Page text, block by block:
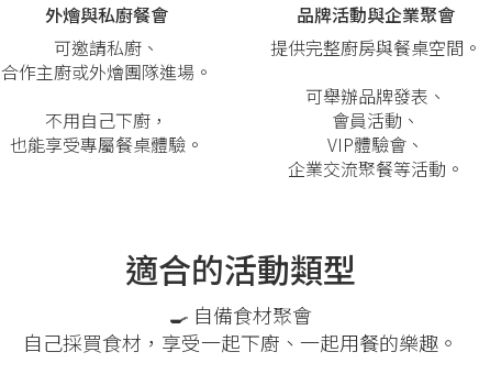
外燴與私廚餐會
可邀請私廚、
合作主廚或外燴團隊進場。
不用自己下廚，
也能享受專屬餐桌體驗。
品牌活動與企業聚會
提供完整廚房與餐桌空間。
可舉辦品牌發表、
會員活動、
VIP體驗會、
企業交流聚餐等活動。
適合的活動類型
🍳 自備食材聚會
自己採買食材，享受一起下廚、一起用餐的樂趣。